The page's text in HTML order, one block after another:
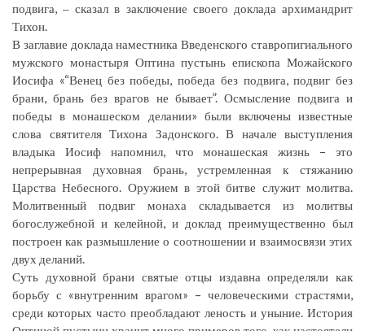
подвига, ‒ сказал в заключение своего доклада архимандрит
Тихон.
В заглавие доклада наместника Введенского ставропигиального
мужского монастыря Оптина пустынь епископа Можайского
Иосифа «“Венец без победы, победа без подвига, подвиг без
брани, брань без врагов не бывает”. Осмысление подвига и
победы в монашеском делании» были включены известные
слова святителя Тихона Задонского. В начале выступления
владыка Иосиф напомнил, что монашеская жизнь – это
непрерывная духовная брань, устремленная к стяжанию
Царства Небесного. Оружием в этой битве служит молитва.
Молитвенный подвиг монаха складывается из молитвы
богослужебной и келейной, и доклад преимущественно был
построен как размышление о соотношении и взаимосвязи этих
двух деланий.
Суть духовной брани святые отцы издавна определяли как
борьбу с «внутренним врагом» – человеческими страстями,
среди которых часто преобладают леность и уныние. История